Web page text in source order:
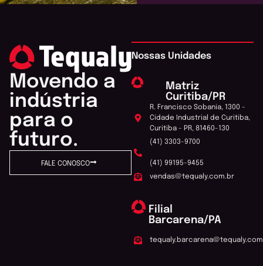
Movendo a
indústria
para o
futuro.
FALE CONOSCO
Nossas Unidades
Matriz
Curitiba/PR
R. Francisco Sobania, 1300 -
Cidade Industrial de Curitiba,
Curitiba - PR, 81460-130
(41) 3303-9700
(41) 99195-9455
vendas@tequaly.com.br
Filial
Barcarena/PA